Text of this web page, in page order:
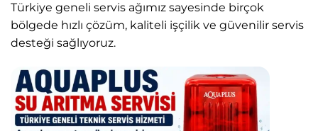
Türkiye geneli servis ağımız sayesinde birçok
bölgede hızlı çözüm, kaliteli işçilik ve güvenilir servis
desteği sağlıyoruz.